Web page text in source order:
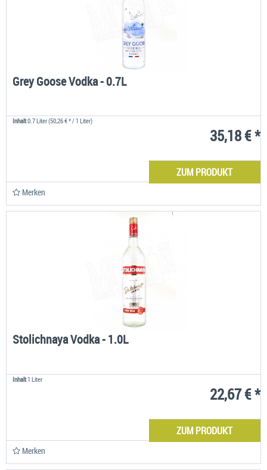
Grey Goose Vodka - 0.7L
Inhalt0.7 Liter(50,26 € * / 1 Liter)
35,18 € *
ZUM PRODUKT
Merken
Stolichnaya Vodka - 1.0L
Inhalt1 Liter
22,67 € *
ZUM PRODUKT
Merken